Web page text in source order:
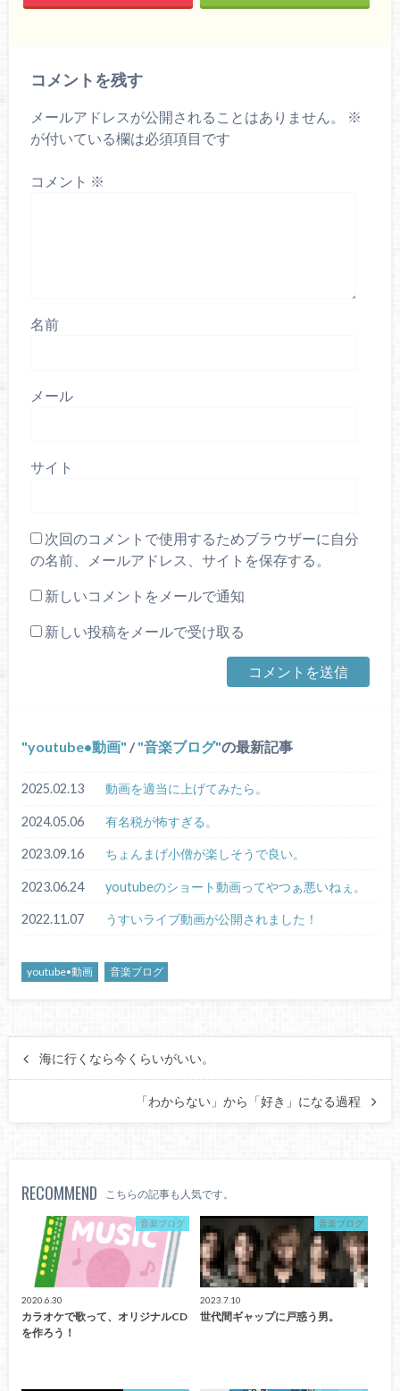
コメントを残す
メールアドレスが公開されることはありません。
※
が付いている欄は必須項目です
コメント ※
名前
メール
サイト
次回のコメントで使用するためブラウザーに自分
の名前、メールアドレス、サイトを保存する。
新しいコメントをメールで通知
新しい投稿をメールで受け取る
youtube•動画 / 音楽ブログ の最新記事
2025.02.13 動画を適当に上げてみたら。
2024.05.06 有名税が怖すぎる。
2023.09.16 ちょんまげ小僧が楽しそうで良い。
2023.06.24 youtubeのショート動画ってやつぁ悪いねぇ。
2022.11.07 うすいライブ動画が公開されました！
youtube•動画 音楽ブログ
海に行くなら今くらいがいい。
「わからない」から「好き」になる過程
RECOMMEND こちらの記事も人気です。
音楽ブログ
2020.6.30
カラオケで歌って、オリジナルCD
を作ろう！
音楽ブログ
2023.7.10
世代間ギャップに戸惑う男。